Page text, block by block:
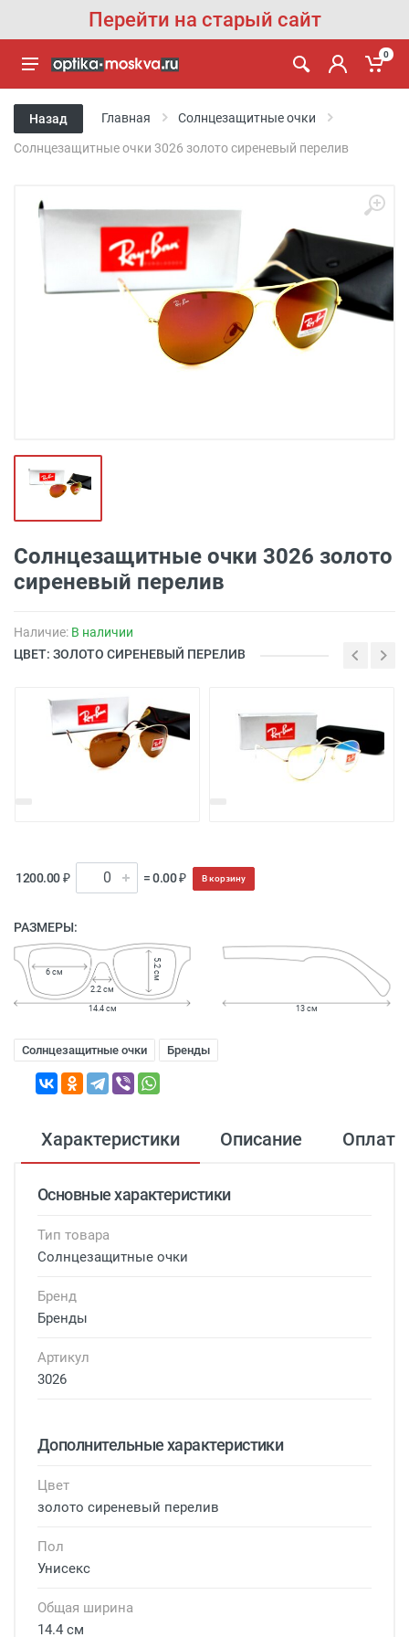
Перейти на старый сайт
0
Назад Главная Солнцезащитные очки
Солнцезащитные очки 3026 золото сиреневый перелив
Солнцезащитные очки 3026 золото
сиреневый перелив
Наличие: В наличии
ЦВЕТ: ЗОЛОТО СИРЕНЕВЫЙ ПЕРЕЛИВ
1200.00 ₽ = 0.00 ₽ В корзину
РАЗМЕРЫ:
2.2 см
6 см 5.2 см
14.4 см 13 см
Солнцезащитные очки Бренды
Характеристики Описание Оплата
Основные характеристики
Тип товара
Солнцезащитные очки
Бренд
Бренды
Артикул
3026
Дополнительные характеристики
Цвет
золото сиреневый перелив
Пол
Унисекс
Общая ширина
14.4 см